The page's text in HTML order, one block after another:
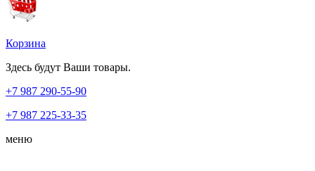
Корзина
Здесь будут Ваши товары.
+7 987 290-55-90
+7 987 225-33-35
меню